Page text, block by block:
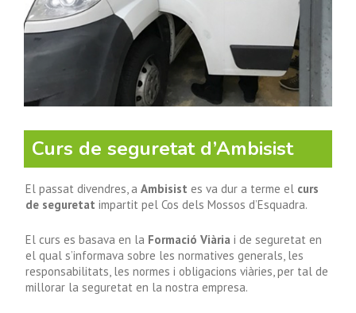
Curs de seguretat d’Ambisist
El passat divendres, a Ambisist es va dur a terme el curs
de seguretat impartit pel Cos dels Mossos d’Esquadra.
El curs es basava en la Formació Viària i de seguretat en
el qual s’informava sobre les normatives generals, les
responsabilitats, les normes i obligacions viàries, per tal de
millorar la seguretat en la nostra empresa.